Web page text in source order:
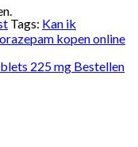
Tags: Kan ik
kopen online